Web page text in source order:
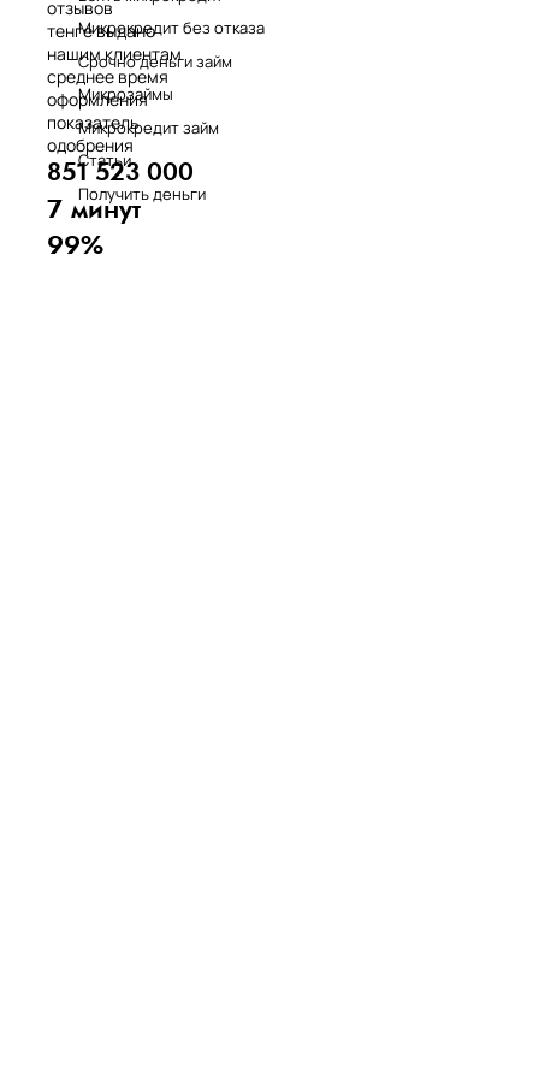
Микрокредит без отказа
Срочно деньги займ
Микрозаймы
Микрокредит займ
Статьи
Получить деньги
отзывов
тенге выдано
нашим клиентам
среднее время
оформления
показатель
одобрения
851 523 000
7 минут
99%